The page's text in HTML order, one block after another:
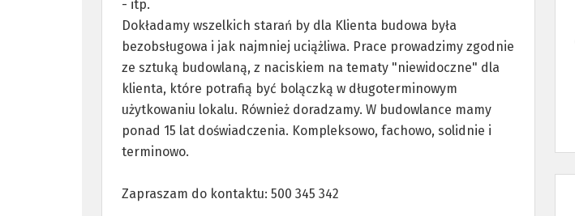
- itp.
Dokładamy wszelkich starań by dla Klienta budowa była
bezobsługowa i jak najmniej uciążliwa. Prace prowadzimy zgodnie
ze sztuką budowlaną, z naciskiem na tematy "niewidoczne" dla
klienta, które potrafią być bolączką w długoterminowym
użytkowaniu lokalu. Również doradzamy. W budowlance mamy
ponad 15 lat doświadczenia. Kompleksowo, fachowo, solidnie i
terminowo.
Zapraszam do kontaktu: 500 345 342